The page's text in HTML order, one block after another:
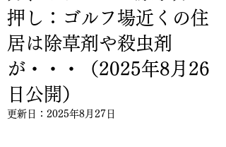
押し：ゴルフ場近くの住
居は除草剤や殺虫剤
が・・・（2025年8月26
日公開）
更新日： 2025年8月27日